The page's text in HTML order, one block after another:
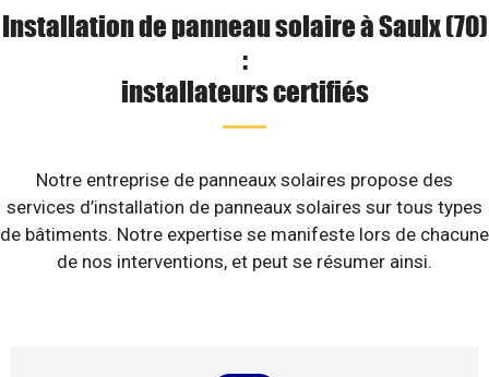
Installation de panneau solaire à Saulx (70)
:
installateurs certifiés
Notre entreprise de panneaux solaires propose des
services d’installation de panneaux solaires sur tous types
de bâtiments. Notre expertise se manifeste lors de chacune
de nos interventions, et peut se résumer ainsi.